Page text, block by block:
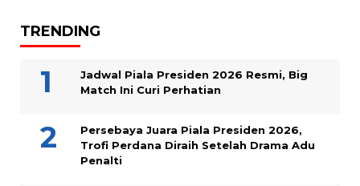
TRENDING
Jadwal Piala Presiden 2026 Resmi, Big
Match Ini Curi Perhatian
Persebaya Juara Piala Presiden 2026,
Trofi Perdana Diraih Setelah Drama Adu
Penalti